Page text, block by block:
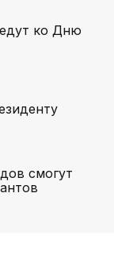
ко Дню
смогут